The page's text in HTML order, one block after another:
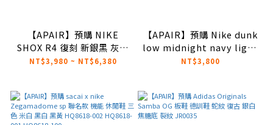
【APAIR】預購 NIKE
SHOX R4 復刻 新銀黑 灰反
光線 彈簧鞋 HQ1988-002
NT$3,980 ~ NT$6,380
【APAIR】預購 Nike dunk
low midnight navy light
深灰 水藍 黑白藍 IB3079-
NT$3,800